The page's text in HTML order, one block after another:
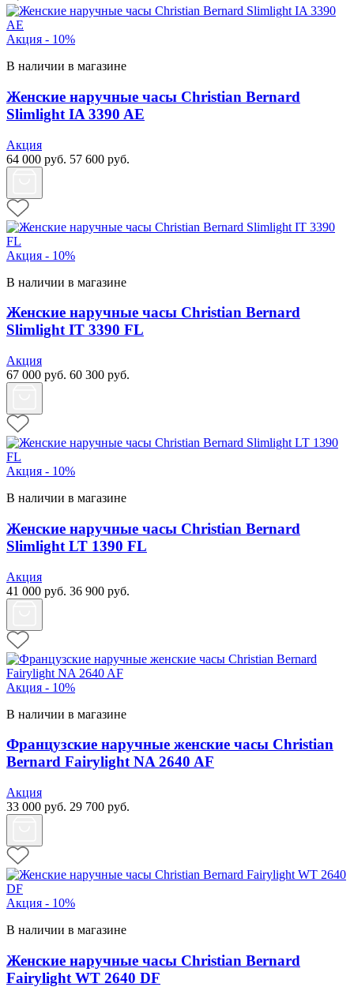
Акция - 10%
В наличии в магазине
Женские наручные часы Christian Bernard
Slimlight IA 3390 AE
Акция
64 000 руб. 57 600 руб.
Акция - 10%
В наличии в магазине
Женские наручные часы Christian Bernard
Slimlight IT 3390 FL
Акция
67 000 руб. 60 300 руб.
Акция - 10%
В наличии в магазине
Женские наручные часы Christian Bernard
Slimlight LT 1390 FL
Акция
41 000 руб. 36 900 руб.
Акция - 10%
В наличии в магазине
Французские наручные женские часы Christian
Bernard Fairylight NA 2640 AF
Акция
33 000 руб. 29 700 руб.
Акция - 10%
В наличии в магазине
Женские наручные часы Christian Bernard
Fairylight WT 2640 DF